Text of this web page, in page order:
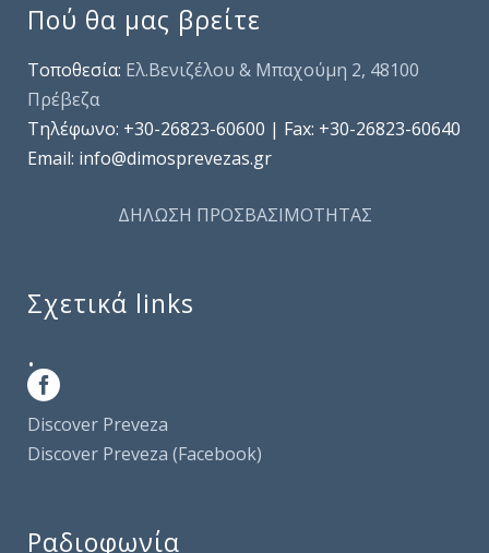
Πού θα μας βρείτε
Τοποθεσία: Ελ.Βενιζέλου & Μπαχούμη 2, 48100
Πρέβεζα
Τηλέφωνo: +30-26823-60600 | Fax: +30-26823-60640
Email: info@dimosprevezas.gr
ΔΗΛΩΣΗ ΠΡΟΣΒΑΣΙΜΟΤΗΤΑΣ
Σχετικά links
.
Discover Preveza
Discover Preveza (Facebook)
Ραδιοφωνία